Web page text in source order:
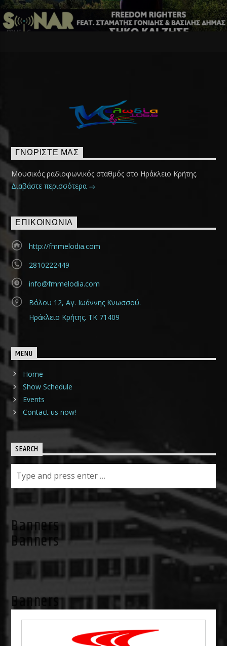
ΓΝΩΡΊΣΤΕ ΜΑΣ
Μουσικός ραδιοφωνικός σταθμός στο Ηράκλειο Κρήτης.
Διαβάστε περισσότερα
ΕΠΙΚΟΙΝΩΝΊΑ
http://fmmelodia.com
2810222449
info@fmmelodia.com
Βόλου 12, Αγ. Ιωάννης Κνωσσού.
Ηράκλειο Κρήτης. ΤΚ 71409
MENU
Home
Show Schedule
Events
Contact us now!
SEARCH
Banners
Banners
Banners